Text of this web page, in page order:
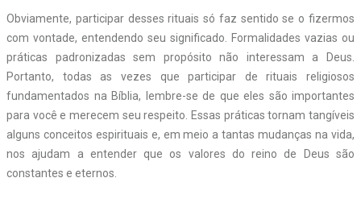
Obviamente, participar desses rituais só faz sentido se o fizermos
com vontade, entendendo seu significado. Formalidades vazias ou
práticas padronizadas sem propósito não interessam a Deus.
Portanto, todas as vezes que participar de rituais religiosos
fundamentados na Bíblia, lembre-se de que eles são importantes
para você e merecem seu respeito. Essas práticas tornam tangíveis
alguns conceitos espirituais e, em meio a tantas mudanças na vida,
nos ajudam a entender que os valores do reino de Deus são
constantes e eternos.